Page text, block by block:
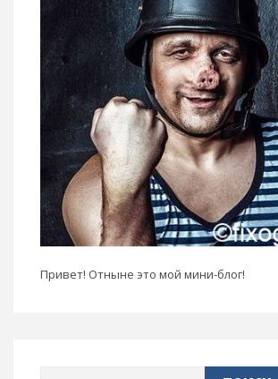
Привет! Отныне это мой мини-блог!